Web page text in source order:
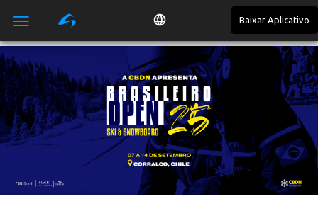
 Baixar Aplicativo